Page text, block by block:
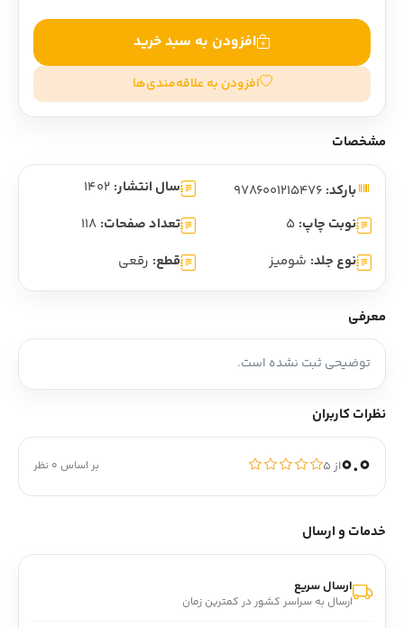
افزودن به سبد خرید
افزودن به علاقه‌مندی‌ها
مشخصات
بارکد: سال انتشار: 1402
نوبت چاپ: 5 تعداد صفحات: 118
نوع جلد: شومیز قطع: رقعی
معرفی
توضیحی ثبت نشده است.
نظرات کاربران
0.0از ۵ بر اساس 0 نظر
خدمات و ارسال
ارسال سریع
ارسال به سراسر کشور در کمترین زمان